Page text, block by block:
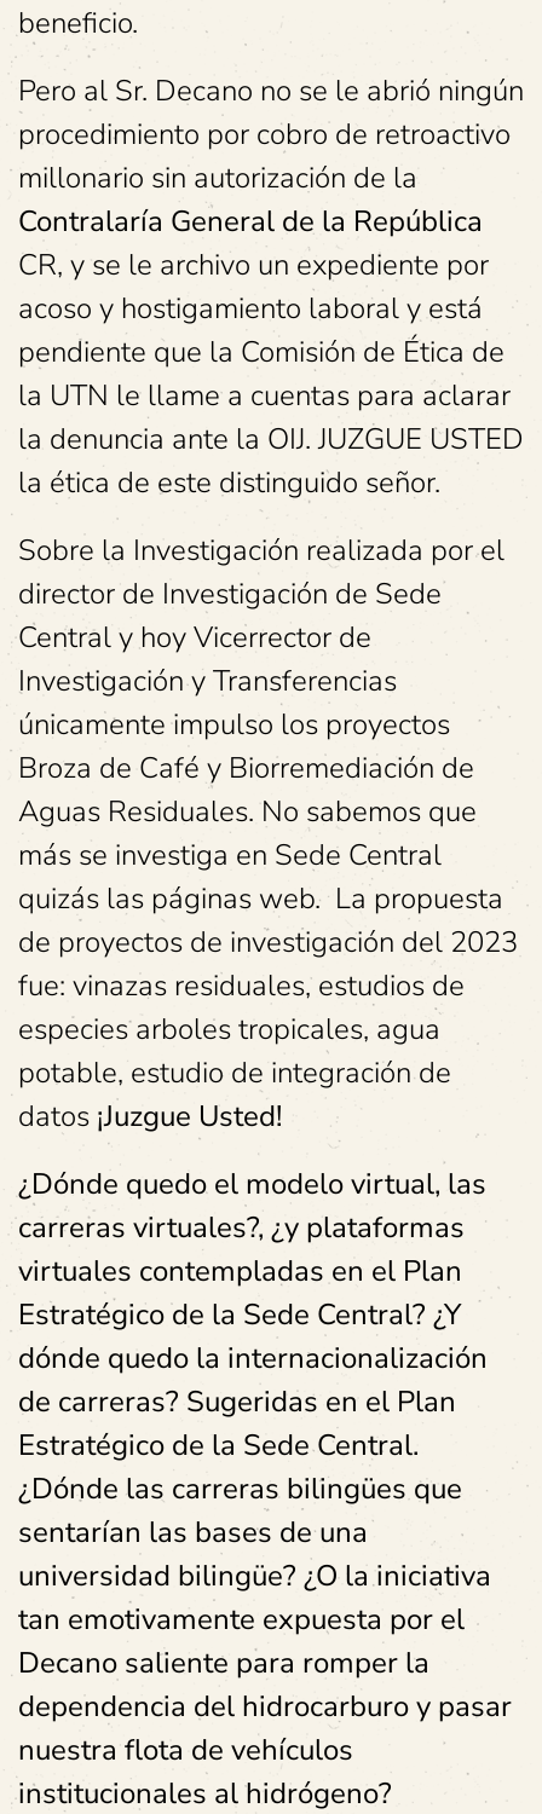
beneficio.
Pero al Sr. Decano no se le abrió ningún
procedimiento por cobro de retroactivo
millonario sin autorización de la
Contralaría General de la República
CR, y se le archivo un expediente por
acoso y hostigamiento laboral y está
pendiente que la Comisión de Ética de
la UTN le llame a cuentas para aclarar
la denuncia ante la OIJ. JUZGUE USTED
la ética de este distinguido señor.
Sobre la Investigación realizada por el
director de Investigación de Sede
Central y hoy Vicerrector de
Investigación y Transferencias
únicamente impulso los proyectos
Broza de Café y Biorremediación de
Aguas Residuales. No sabemos que
más se investiga en Sede Central
quizás las páginas web. La propuesta
de proyectos de investigación del 2023
fue: vinazas residuales, estudios de
especies arboles tropicales, agua
potable, estudio de integración de
datos ¡Juzgue Usted!
¿Dónde quedo el modelo virtual, las
carreras virtuales?, ¿y plataformas
virtuales contempladas en el Plan
Estratégico de la Sede Central? ¿Y
dónde quedo la internacionalización
de carreras? Sugeridas en el Plan
Estratégico de la Sede Central.
¿Dónde las carreras bilingües que
sentarían las bases de una
universidad bilingüe? ¿O la iniciativa
tan emotivamente expuesta por el
Decano saliente para romper la
dependencia del hidrocarburo y pasar
nuestra flota de vehículos
institucionales al hidrógeno?